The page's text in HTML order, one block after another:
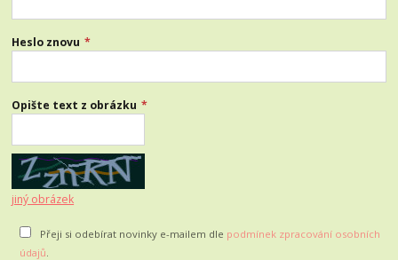
Heslo znovu *
Opište text z obrázku *
jiný obrázek
Přeji si odebírat novinky e-mailem dle podmínek zpracování osobních
údajů